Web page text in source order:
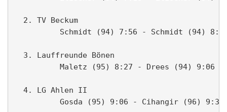
2. TV Beckum
Schmidt (94) 7:56 - Schmidt (94)
3. Lauffreunde Bönen
Maletz (95) 8:27 - Drees (94) 9:06
4. LG Ahlen II